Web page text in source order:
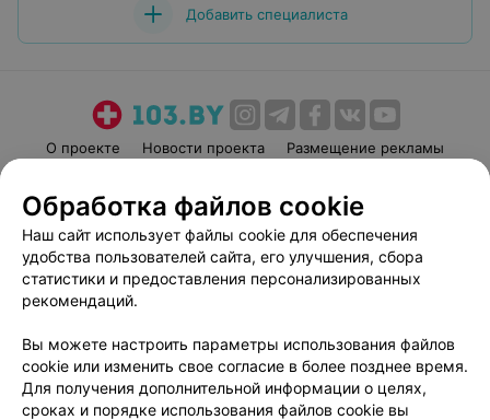
Добавить специалиста
О проекте Новости проекта
Размещение рекламы
Пользовательское соглашение
Способы оплаты
Вакансии
Партнеры
Написать руководителю 103.by
Обработка персональных данных
Обработка файлов cookie
Наш сайт использует файлы cookie для обеспечения
удобства пользователей сайта, его улучшения, сбора
статистики и предоставления персонализированных
рекомендаций.
Вы можете настроить параметры использования файлов
cookie или изменить свое согласие в более позднее время.
Для получения дополнительной информации о целях,
сроках и порядке использования файлов cookie вы